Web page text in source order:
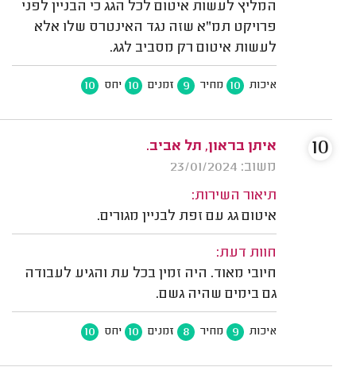
המליץ לעשות איטום לכל הגג כי הבניין לפני
פרויקט תמ"א שזה נגד האינטרס שלו אלא
לעשות איטום רק מסביב לגג.
איכות 10 מחיר 9 זמנים 10 יחס 10
איתן בראון, תל אביב.
משוב: 23/01/2024
תיאור השירות:
איטום גג עם זפת לבניין מגורים.
חוות דעת:
חיובי מאוד. היה זמין בכל עת והגיע לעבודה
גם בימים שהיה גשם.
איכות 9 מחיר 8 זמנים 10 יחס 10
10